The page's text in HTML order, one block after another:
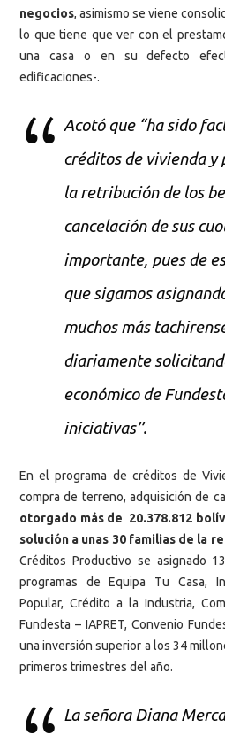
negocios, asimismo se viene
lo que tiene que ver con el
una casa o en su defecto
edificaciones-.
Acotó que “ha sido
créditos de vivienda y
la retribución de los
cancelación de sus
importante, pues de
que sigamos
muchos más
diariamente
económico de
iniciativas’’.
En el programa de créditos de
compra de terreno, adquisición de
otorgado más de 20.378.812
solución a unas 30 familias de la
Créditos Productivo se asignado
programas de Equipa Tu Casa,
Popular, Crédito a la Industria,
Fundesta – IAPRET, Convenio
una inversión superior a los 34
primeros trimestres del año.
La señora Diana